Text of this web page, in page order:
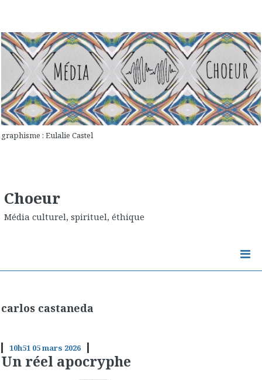
graphisme : Eulalie Castel
Choeur
Média culturel, spirituel, éthique
carlos castaneda
10h51 05mars 2026
Un réel apocryphe